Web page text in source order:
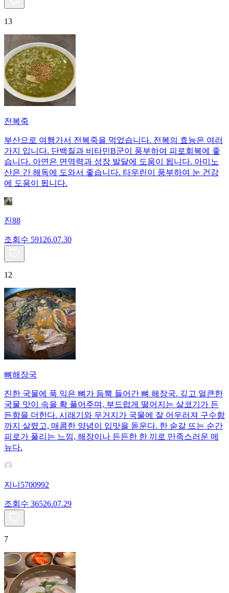
13
전복죽
부산으로 여행가서 전복죽을 먹었습니다. 전복의 효능은 여러
가지 입니다. 단백질과 비타민B군이 풍부하여 피로회복에 좋
습니다. 아연은 면역력과 성장 발달에 도움이 됩니다. 아미노
산은 간 해독에 도와서 좋습니다. 타우린이 풍부하여 눈 건강
에 도움이 됩니다.
진88
조회수 591 26.07.30
12
뼈해장국
진한 국물에 푹 익은 뼈가 듬뿍 들어간 뼈 해장국. 깊고 얼큰한
국물 맛이 속을 확 풀어주며, 부드럽게 떨어지는 살코기가 든
든함을 더한다. 시래기와 우거지가 국물에 잘 어우러져 구수함
까지 살렸고, 매콤한 양념이 입맛을 돋운다. 한 숟갈 뜨는 순간
피로가 풀리는 느낌, 해장이나 든든한 한 끼로 만족스러운 메
뉴다.
지니5700992
조회수 36526.07.29
7